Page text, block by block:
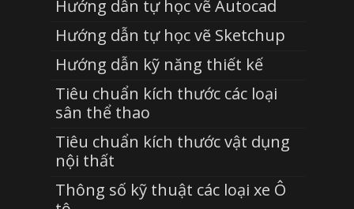
Hướng dẫn tự học vẽ Autocad
Hướng dẫn tự học vẽ Sketchup
Hướng dẫn kỹ năng thiết kế
Tiêu chuẩn kích thước các loại
sân thể thao
Tiêu chuẩn kích thước vật dụng
nội thất
Thông số kỹ thuật các loại xe Ô